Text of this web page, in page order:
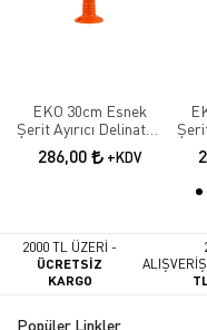
EKO 30cm Esnek
Şerit Ayırıcı Delinatör
Esnek Şerit Ayırıcı
286,00 +KDV
2000 TL ÜZERİ -
ÜCRETSİZ
KARGO
Popüler Linkler